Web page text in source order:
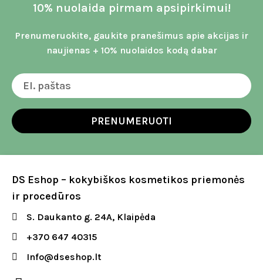
10% nuolaida pirmam apsipirkimui!
Prenumeruokite, gaukite pranešimus apie akcijas ir
naujienas + 10% nuolaidos kodą dabar
PRENUMERUOTI
DS Eshop – kokybiškos kosmetikos priemonės
ir procedūros
S. Daukanto g. 24A, Klaipėda
+370 647 40315
Info@dseshop.lt